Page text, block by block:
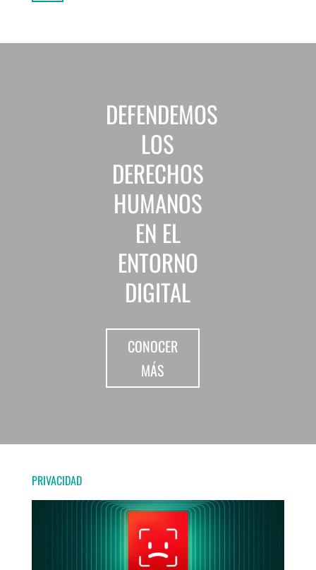
DEFENDEMOS
LOS
DERECHOS
HUMANOS
EN EL
ENTORNO
DIGITAL
CONOCER
MÁS
PRIVACIDAD